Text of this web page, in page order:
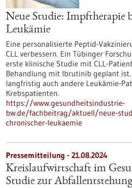
Neue Studie: Impftherapie
Leukämie
Eine personalisierte Peptid-
CLL verbessern. Ein Tübinger
erste klinische Studie mit CLL-
Behandlung mit Ibrutinib geplant
langfristig auch andere Leukämie-
Krebspatienten.
https://www.gesundheitsindustrie-
bw.de/fachbeitrag/aktuell/neue-
chronischer-leukaemie
Pressemitteilung - 21.08.2024
Kreislaufwirtschaft im
Studie zur